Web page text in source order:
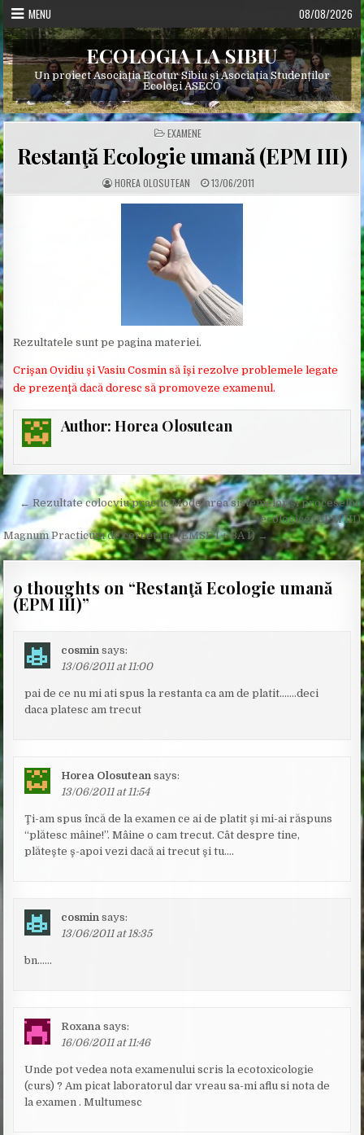
Skip
content
MENU 08/08/2026
ECOLOGIA LA SIBIU
Un proiect Asociația Ecotur Sibiu și Asociația Studenților
Ecologi ASECO
POSTED
IN
EXAMENE
Restanţă Ecologie umană (EPM III)
A
U
HOREA OLOSUTEAN P
U
B
A
T
E
:
13/06/2011
Rezultatele sunt pe pagina materiei.
Crişan Ovidiu şi Vasiu Cosmin să îşi rezolve problemele legate
de prezenţă dacă doresc să promoveze examenul.
Author: Horea Olosutean
Post
navigation
← Rezultate colocviu practic Modelarea sistemelor şi proceselor
ecologice (EPM III)
Magnum Practicum de cercetare (EMSE I + BA I) →
9 thoughts on “Restanţă Ecologie umană
(EPM III)”
cosmin says:
13/06/2011 at 11:00
pai de ce nu mi ati spus la restanta ca am de platit…….deci
daca platesc am trecut
Horea Olosutean says:
13/06/2011 at 11:54
Ţi-am spus încă de la examen ce ai de platit şi mi-ai răspuns
“plătesc mâine!”. Mâine o cam trecut. Cât despre tine,
plăteşte ş-apoi vezi dacă ai trecut şi tu….
cosmin says:
13/06/2011 at 18:35
bn……
Roxana says:
16/06/2011 at 11:46
Unde pot vedea nota examenului scris la ecotoxicologie
(curs) ? Am picat laboratorul dar vreau sa-mi aflu si nota de
la examen . Multumesc